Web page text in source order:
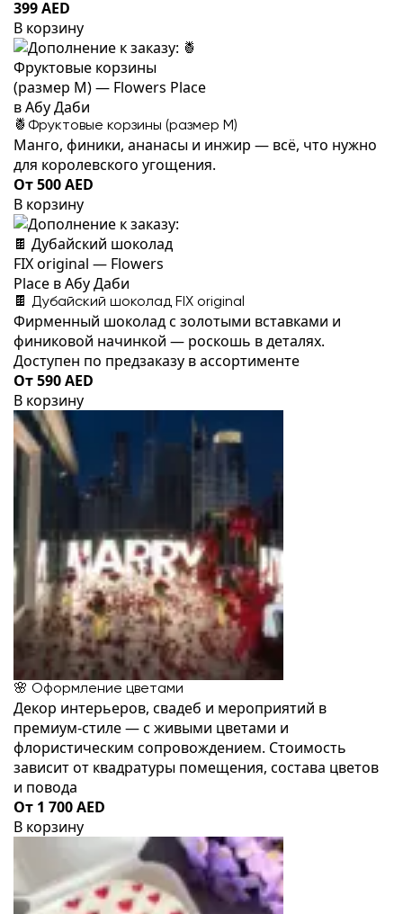
399 AED
В корзину
🍍Фруктовые корзины (размер M)
Манго, финики, ананасы и инжир — всё, что нужно
для королевского угощения.
От 500 AED
В корзину
🍫 Дубайский шоколад FIX original
Фирменный шоколад с золотыми вставками и
финиковой начинкой — роскошь в деталях.
Доступен по предзаказу в ассортименте
От 590 AED
В корзину
🌸 Оформление цветами
Декор интерьеров, свадеб и мероприятий в
премиум-стиле — с живыми цветами и
флористическим сопровождением. Стоимость
зависит от квадратуры помещения, состава цветов
и повода
От 1 700 AED
В корзину